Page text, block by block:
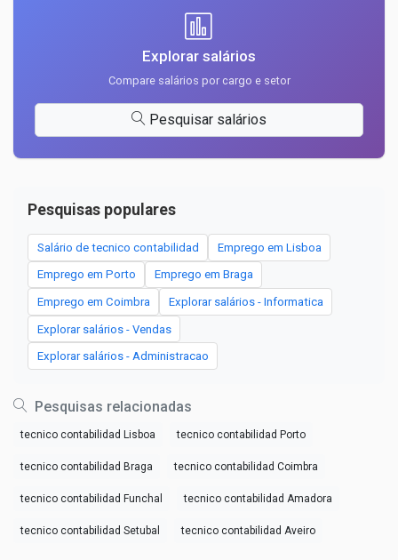
Explorar salários
Compare salários por cargo e setor
Pesquisar salários
Pesquisas populares
Salário de tecnico contabilidad Emprego em Lisboa
Emprego em Porto Emprego em Braga
Emprego em Coimbra Explorar salários - Informatica
Explorar salários - Vendas
Explorar salários - Administracao
Pesquisas relacionadas
tecnico contabilidad Lisboa tecnico contabilidad Porto
tecnico contabilidad Braga tecnico contabilidad Coimbra
tecnico contabilidad Funchal tecnico contabilidad Amadora
tecnico contabilidad Setubal tecnico contabilidad Aveiro